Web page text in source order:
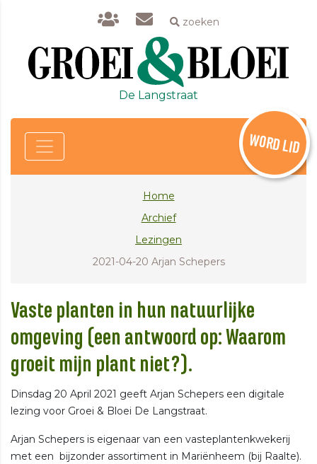
zoeken
De Langstraat
WORD LID
Home
Archief
Lezingen
2021-04-20 Arjan Schepers
Vaste planten in hun natuurlijke
omgeving (een antwoord op: Waarom
groeit mijn plant niet?).
Dinsdag 20 April 2021 geeft Arjan Schepers een digitale
lezing voor Groei & Bloei De Langstraat.
Arjan Schepers is eigenaar van een vasteplantenkwekerij
met een bijzonder assortiment in Mariënheem (bij Raalte).